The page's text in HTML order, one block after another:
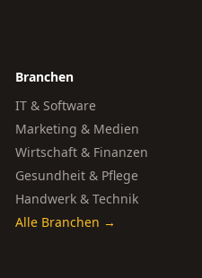
Branchen
IT & Software
Marketing & Medien
Wirtschaft & Finanzen
Gesundheit & Pflege
Handwerk & Technik
Alle Branchen →